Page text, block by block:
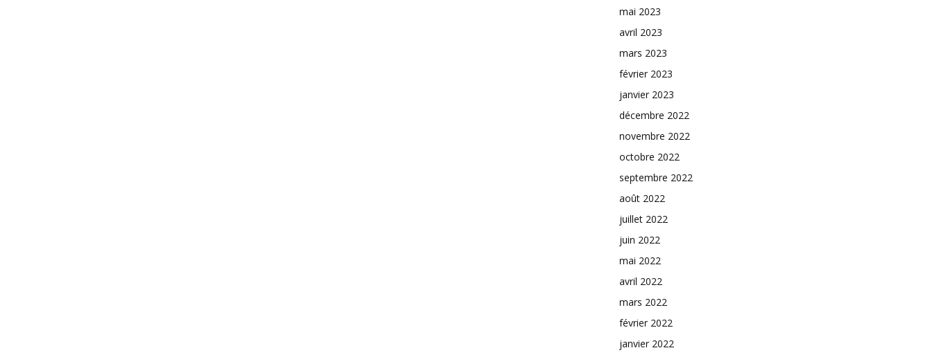
mai 2023
avril 2023
mars 2023
février 2023
janvier 2023
décembre 2022
novembre 2022
octobre 2022
septembre 2022
août 2022
juillet 2022
juin 2022
mai 2022
avril 2022
mars 2022
février 2022
janvier 2022